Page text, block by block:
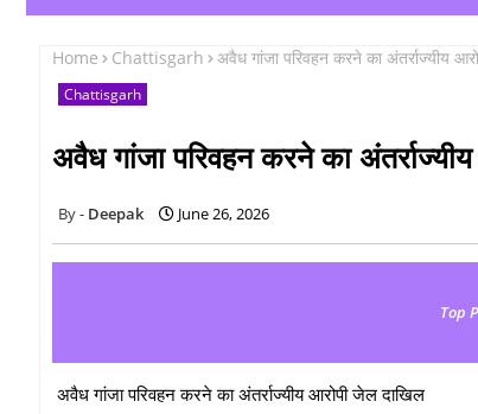
Home Chattisgarh अवैध गांजा परिवहन करने का अंतर्राज्यीय
Chattisgarh
अवैध गांजा परिवहन करने का
Deepak June 26, 2026
Top
अवैध गांजा परिवहन करने का अंतर्राज्यीय आरोपी जेल दाखिल